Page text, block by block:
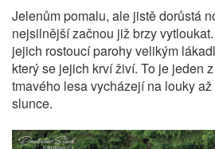
Jelenům pomalu, ale jistě dorůstá
nejsilnější začnou již brzy
jejich rostoucí parohy velikým
který se jejich krví živí. To je jeden
tmavého lesa vycházejí na louky
slunce.